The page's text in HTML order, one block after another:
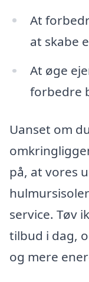
At
at skabe
At øge
forbedre
Uanset om
på, at vores
service. Tøv
tilbud i dag,
og mere